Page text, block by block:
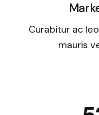
Curabitur ac
mauris